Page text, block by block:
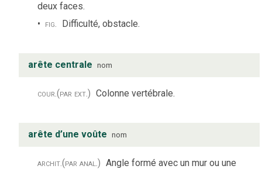
deux faces.
fig. Difficulté, obstacle.
arête centrale nom
cour.(par ext.) Colonne vertébrale.
arête d’une voûte nom
archit.(par anal.) Angle formé avec un mur ou une